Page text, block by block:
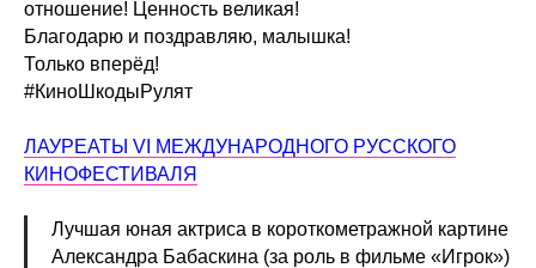
отношение! Ценность великая!
Благодарю и поздравляю, малышка!
Только вперёд!
#КиноШкодыРулят
ЛАУРЕАТЫ VI МЕЖДУНАРОДНОГО РУССКОГО
КИНОФЕСТИВАЛЯ
Лучшая юная актриса в короткометражной картине
Александра Бабаскина (за роль в фильме «Игрок»)